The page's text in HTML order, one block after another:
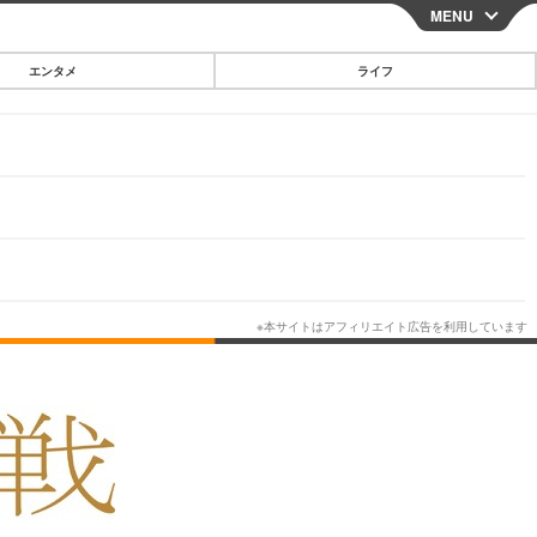
CLOSE
グルメ
MENU
エンタメ ライフ